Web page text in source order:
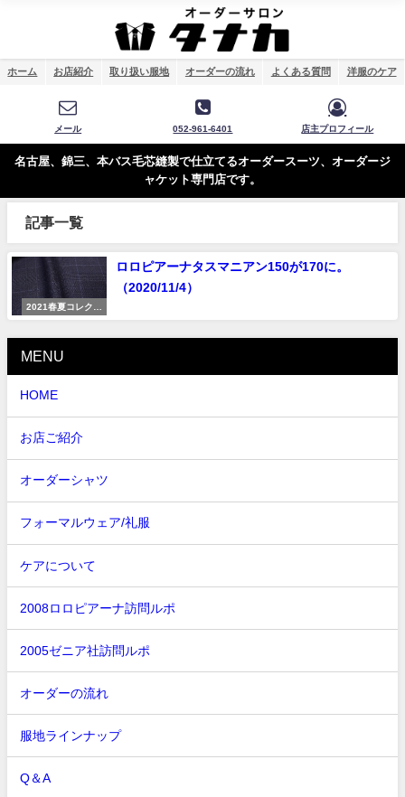
ホーム お店紹介 取り扱い服地 オーダーの流れ よくある質問 洋服のケア
メール 052-961-6401 店主プロフィール
名古屋、錦三、本バス毛芯縫製で仕立てるオーダースーツ、オーダージ
ャケット専門店です。
記事一覧
2021春夏コレクシ
ョン
ロロピアーナタスマニアン150が170に。
（2020/11/4）
MENU
HOME
お店ご紹介
オーダーシャツ
フォーマルウェア/礼服
ケアについて
2008ロロピアーナ訪問ルポ
2005ゼニア社訪問ルポ
オーダーの流れ
服地ラインナップ
Q＆A